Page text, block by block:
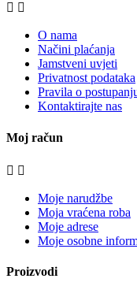
 
O nama
Načini plaćanja
Jamstveni uvjeti
Privatnost podataka
Pravila o
Kontaktirajte nas
Moj račun
 
Moje narudžbe
Moja vraćena roba
Moje adrese
Moje osobne
Proizvodi